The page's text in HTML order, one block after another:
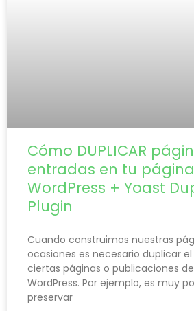
Cómo DUPLICAR
entradas en tu
WordPress + Yoast
Plugin
Cuando construimos nuestras
ocasiones es necesario duplicar
ciertas páginas o publicaciones
WordPress. Por ejemplo, es muy
preservar